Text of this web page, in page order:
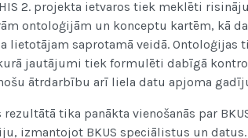
2. projekta ietvaros tiek meklēti
ontoloģijām un konceptu kartēm, kā
lietotājam saprotamā veidā.
jautājumi tiek formulēti dabīgā
ātrdarbību arī liela datu apjoma
rezultātā tika panākta vienošanās par
izmantojot BKUS speciālistus un datus.